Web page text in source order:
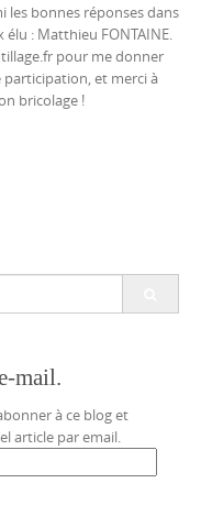
les bonnes réponses dans
élu : Matthieu FONTAINE.
pour me donner
et merci à
bricolage !
mail.
à ce blog et
article par email.